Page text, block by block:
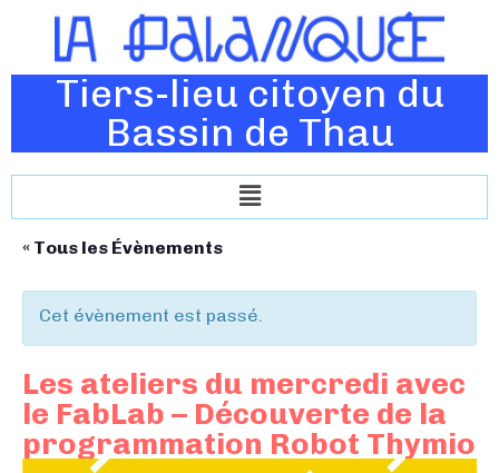
Tiers-lieu citoyen du
Bassin de Thau
« Tous les Évènements
Cet évènement est passé.
Les ateliers du mercredi avec
le FabLab – Découverte de la
programmation Robot Thymio